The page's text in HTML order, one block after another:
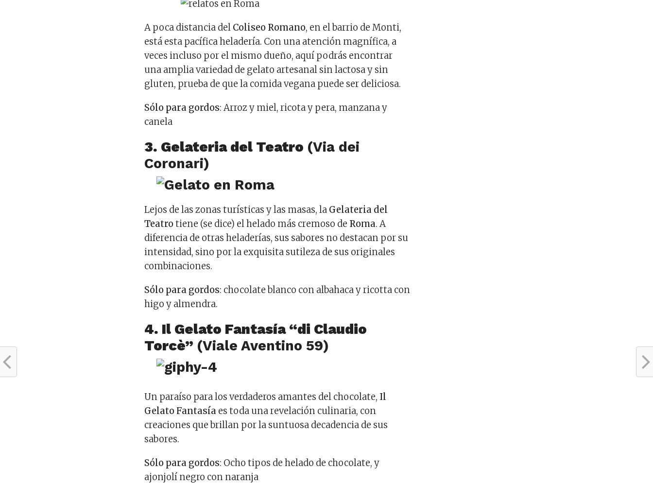
A poca distancia del Coliseo Romano, en el barrio de Monti,
está esta pacífica heladería. Con una atención magnífica, a
veces incluso por el mismo dueño, aquí podrás encontrar
una amplia variedad de gelato artesanal sin lactosa y sin
gluten, prueba de que la comida vegana puede ser deliciosa.
Sólo para gordos: Arroz y miel, ricota y pera, manzana y
canela
3. Gelateria del Teatro (Via dei
Coronari)
Lejos de las zonas turísticas y las masas, la Gelateria del
Teatrotiene (se dice) el helado más cremoso de Roma. A
diferencia de otras heladerías, sus sabores no destacan por su
intensidad, sino por la exquisita sutileza de sus originales
combinaciones.
Sólo para gordos: chocolate blanco con albahaca y ricotta con
higo y almendra.
4. Il Gelato Fantasía “di Claudio
Torcè” (Viale Aventino 59)
Un paraíso para los verdaderos amantes del chocolate, Il
Gelato Fantasía es toda una revelación culinaria, con
creaciones que brillan por la suntuosa decadencia de sus
sabores.
Sólo para gordos: Ocho tipos de helado de chocolate, y
ajonjolí negro con naranja